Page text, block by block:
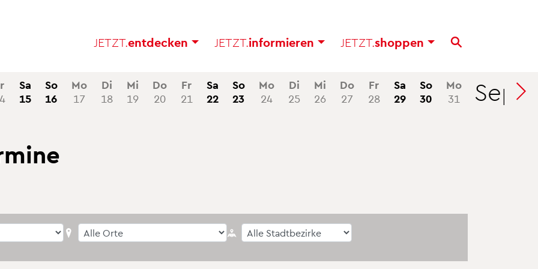
JETZT.ent­de­cken JETZT.in­for­mie­ren JETZT.shop­pen
Sa
15
So
16
Mo
17
Di
18
Mi
19
Do
20
Fr
21
Sa
22
So
23
Mo
24
Di
25
Mi
26
Do
27
Fr
28
Sa
29
So
30
Mo
31
Sep